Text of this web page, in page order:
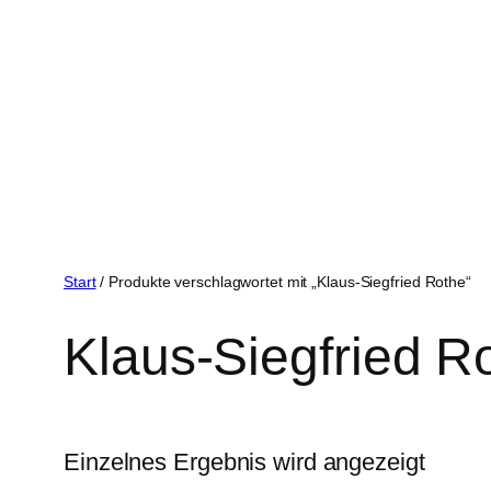
Start/ Produkte verschlagwortet mit „Klaus-Siegfried Rothe“
Klaus-Siegfried
Einzelnes Ergebnis wird angezeigt